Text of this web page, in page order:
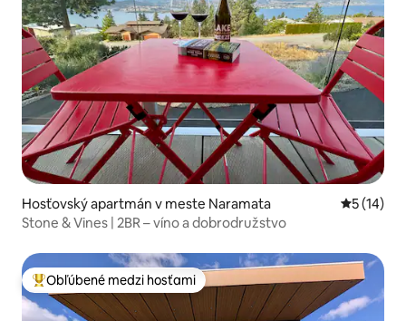
Hosťovský apartmán v meste Naramata
5 (14)
Stone & Vines | 2BR – víno a dobrodružstvo
Najobľúbenejšie medzi hosťami
Obľúbené medzi hosťami